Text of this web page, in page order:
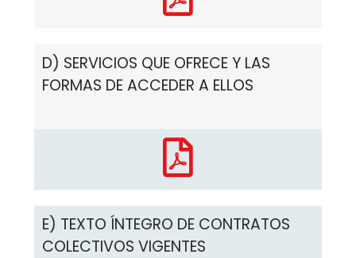
D) SERVICIOS QUE OFRECE Y LAS
FORMAS DE ACCEDER A ELLOS
E) TEXTO ÍNTEGRO DE CONTRATOS
COLECTIVOS VIGENTES